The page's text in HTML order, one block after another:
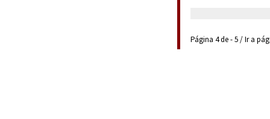
Página 4 de - 5 / Ir a